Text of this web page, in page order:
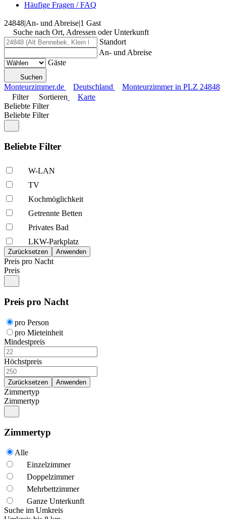
Häufige Fragen / FAQ
24848|An- und Abreise|1 Gast
Suche nach Ort, Adressen oder Unterkunft
Standort
An- und Abreise
Gäste
Suchen
Monteurzimmer.de Deutschland
Monteurzimmer in PLZ 24848
Filter
Sortieren
Karte
Beliebte Filter
Beliebte Filter
Beliebte Filter
W-LAN
TV
Kochmöglich­keit
Getrennte Betten
Privates Bad
LKW-Parkplatz
Preis pro Nacht
Preis
Preis pro Nacht
pro Person
pro Mieteinheit
Mindestpreis
Höchstpreis
Zimmertyp
Zimmertyp
Zimmertyp
Alle
Einzelzimmer
Doppelzimmer
Mehrbettzimmer
Ganze Unterkunft
Suche im Umkreis